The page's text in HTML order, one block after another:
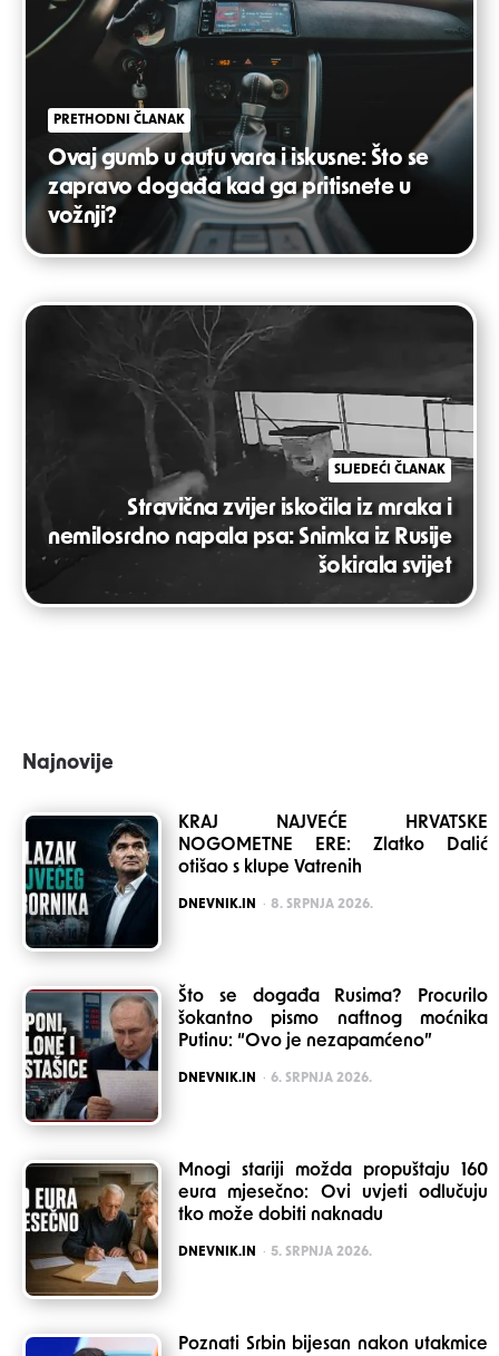
PRETHODNI ČLANAK
Ovaj gumb u autu vara i iskusne: Što se
zapravo događa kad ga pritisnete u
vožnji?
SLJEDEĆI ČLANAK
Stravična zvijer iskočila iz mraka i
nemilosrdno napala psa: Snimka iz Rusije
šokirala svijet
Najnovije
KRAJ NAJVEĆE HRVATSKE
NOGOMETNE ERE: Zlatko Dalić
otišao s klupe Vatrenih
POSTED
DNEVNIK.IN 8. SRPNJA 2026.
Što se događa Rusima? Procurilo
šokantno pismo naftnog moćnika
Putinu: “Ovo je nezapamćeno”
POSTED
DNEVNIK.IN 6. SRPNJA 2026.
Mnogi stariji možda propuštaju 160
eura mjesečno: Ovi uvjeti odlučuju
tko može dobiti naknadu
POSTED
DNEVNIK.IN 5. SRPNJA 2026.
Poznati Srbin bijesan nakon utakmice